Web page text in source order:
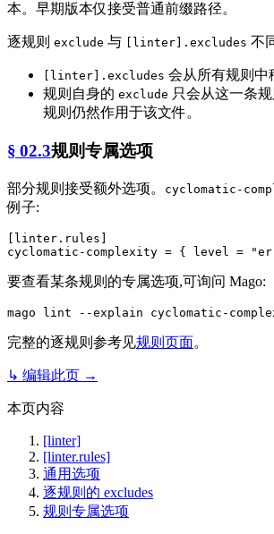
本。早期版本仅接受普通前缀路径。
逐规则 exclude 与 [linter].excludes 不
[linter].excludes 会从所有规则中
规则自身的 exclude 只会从这一条
规则仍然作用于该文件。
§ 02.3规则专属选项
部分规则接受额外选项。 cyclomatic-
例子:
[linter.rules]
cyclomatic-complexity = { level =
要查看某条规则的专属选项,可询问 Mago:
完整的逐规则参考见规则页面。
↳ 编辑此页 →
本页内容
[linter]
[linter.rules]
通用选项
逐规则的 excludes
规则专属选项